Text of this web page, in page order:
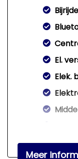
El.
Elek.
Meer